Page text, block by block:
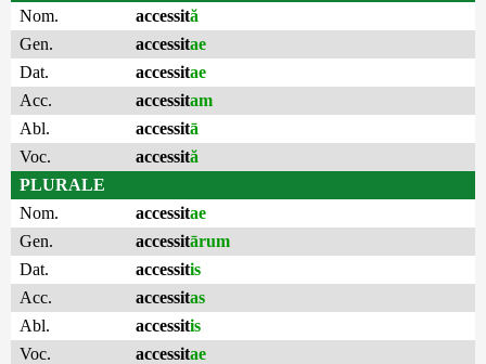
Nom.
accessită
Gen.
accessitae
Dat.
accessitae
Acc.
accessitam
Abl.
accessitā
Voc.
accessită
PLURALE
Nom.
accessitae
Gen.
accessitārum
Dat.
accessitis
Acc.
accessitas
Abl.
accessitis
Voc.
accessitae